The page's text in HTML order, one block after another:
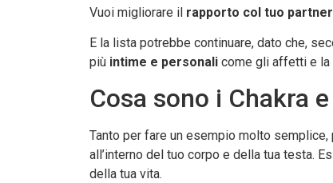
Vuoi migliorare il rapporto col tuo partner
E la lista potrebbe continuare, dato che,
più intime e personali come gli affetti e la
Cosa sono i Chakra
Tanto per fare un esempio molto
all’interno del tuo corpo e della tua testa.
della tua vita.